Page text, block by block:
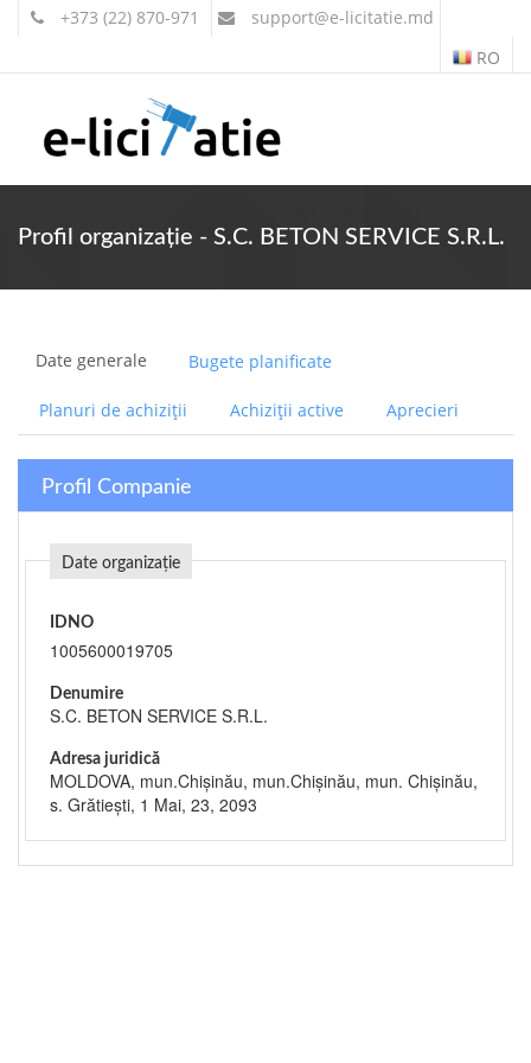
+373 (22) 870-971 support@e-licitatie.md
RO
Profil organizație - S.C. BETON SERVICE S.R.L.
Date generale Bugete planificate
Planuri de achiziții Achiziții active Aprecieri
Profil Companie
Date organizație
IDNO
1005600019705
Denumire
S.C. BETON SERVICE S.R.L.
Adresa juridică
MOLDOVA, mun.Chişinău, mun.Chişinău, mun. Chişinău,
s. Grătieşti, 1 Mai, 23, 2093